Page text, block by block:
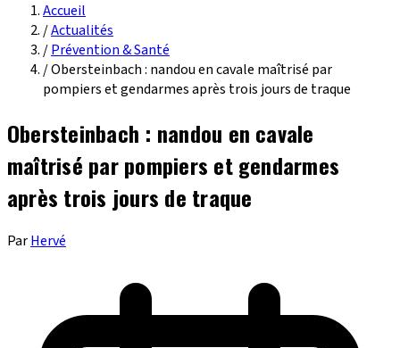
Accueil
/Actualités
/Prévention & Santé
/Obersteinbach : nandou en cavale maîtrisé par
pompiers et gendarmes après trois jours de traque
Obersteinbach : nandou en cavale
maîtrisé par pompiers et gendarmes
après trois jours de traque
ParHervé